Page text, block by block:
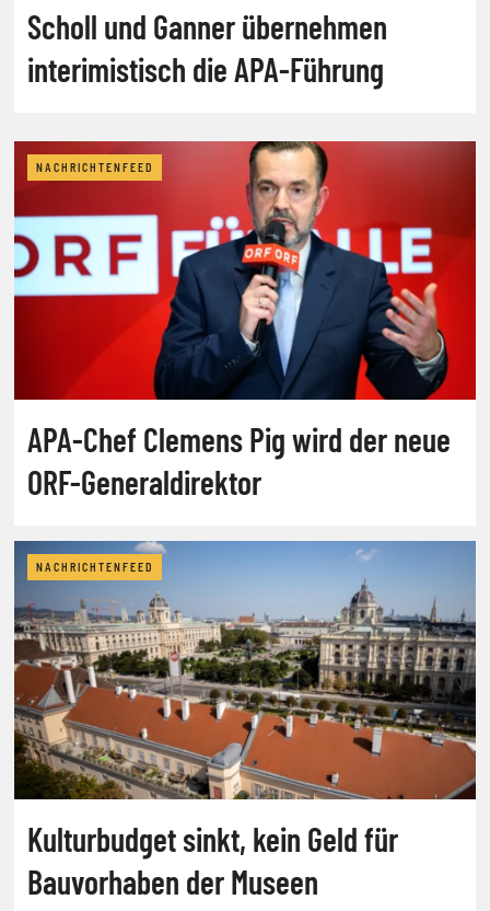
Scholl und Ganner übernehmen
interimistisch die APA-Führung
NACHRICHTENFEED
APA-Chef Clemens Pig wird der neue
ORF-Generaldirektor
NACHRICHTENFEED
Kulturbudget sinkt, kein Geld für
Bauvorhaben der Museen